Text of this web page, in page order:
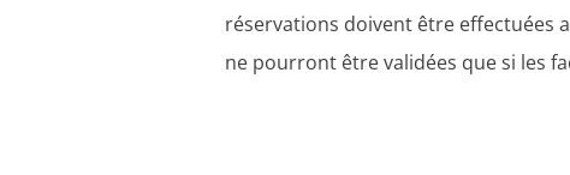
réservations doivent être effectuées
ne pourront être validées que si les